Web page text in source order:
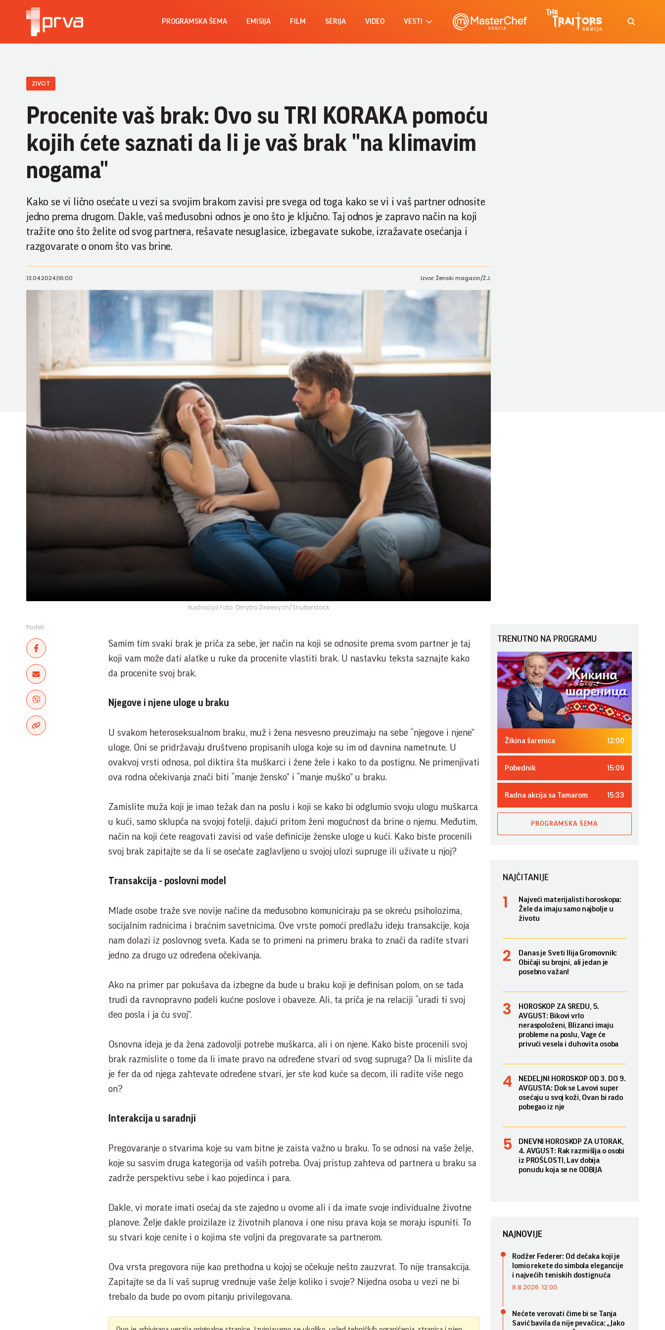
PROGRAMSKA ŠEMA EMISIJA FILM SERIJA VIDEO VESTI
ZIVOT
Procenite vaš brak: Ovo su TRI KORAKA pomoću
kojih ćete saznati da li je vaš brak "na klimavim
nogama"
Kako se vi lično osećate u vezi sa svojim brakom zavisi pre svega od toga kako se vi i vaš partner odnosite
jedno prema drugom. Dakle, vaš međusobni odnos je ono što je ključno. Taj odnos je zapravo način na koji
tražite ono što želite od svog partnera, rešavate nesuglasice, izbegavate sukobe, izražavate osećanja i
razgovarate o onom što vas brine.
Ilustracija Foto: Dmytro Zinkevych/Shutterstock
13.04.2024.|16:00 Izvor: Ženski magazin/Ž.J.
Podeli:
Samim tim svaki brak je priča za sebe, jer način na koji se odnosite prema svom partner je taj
koji vam može dati alatke u ruke da procenite vlastiti brak. U nastavku teksta saznajte kako
da procenite svoj brak.
Njegove i njene uloge u braku
U svakom heteroseksualnom braku, muž i žena nesvesno preuzimaju na sebe “njegove i njene”
uloge. Oni se pridržavaju društveno propisanih uloga koje su im od davnina nametnute. U
ovakvoj vrsti odnosa, pol diktira šta muškarci i žene žele i kako to da postignu. Ne primenjivati
ova rodna očekivanja znači biti “manje žensko” i “manje muško” u braku.
Zamislite muža koji je imao težak dan na poslu i koji se kako bi odglumio svoju ulogu muškarca
u kući, samo sklupča na svojoj fotelji, dajući pritom ženi mogućnost da brine o njemu. Međutim,
način na koji ćete reagovati zavisi od vaše definicije ženske uloge u kući. Kako biste procenili
svoj brak zapitajte se da li se osećate zaglavljeno u svojoj ulozi supruge ili uživate u njoj?
Transakcija - poslovni model
Mlade osobe traže sve novije načine da međusobno komuniciraju pa se okreću psiholozima,
socijalnim radnicima i braćnim savetnicima. Ove vrste pomoći predlažu ideju transakcije, koja
nam dolazi iz poslovnog sveta. Kada se to primeni na primeru braka to znači da radite stvari
jedno za drugo uz određena očekivanja.
Ako na primer par pokušava da izbegne da bude u braku koji je definisan polom, on se tada
trudi da ravnopravno podeli kućne poslove i obaveze. Ali, ta priča je na relaciji “uradi ti svoj
deo posla i ja ću svoj”.
Osnovna ideja je da žena zadovolji potrebe muškarca, ali i on njene. Kako biste procenili svoj
brak razmislite o tome da li imate pravo na određene stvari od svog supruga? Da li mislite da
je fer da od njega zahtevate određene stvari, jer ste kod kuće sa decom, ili radite više nego
on?
Interakcija u saradnji
Pregovaranje o stvarima koje su vam bitne je zaista važno u braku. To se odnosi na vaše želje,
koje su sasvim druga kategorija od vaših potreba. Ovaj pristup zahteva od partnera u braku sa
zadrže perspektivu sebe i kao pojedinca i para.
Dakle, vi morate imati osećaj da ste zajedno u ovome ali i da imate svoje individualne životne
planove. Želje dakle proizilaze iz životnih planova i one nisu prava koja se moraju ispuniti. To
su stvari koje cenite i o kojima ste voljni da pregovarate sa partnerom.
Ova vrsta pregovora nije kao prethodna u kojoj se očekuje nešto zauzvrat. To nije transakcija.
Zapitajte se da li vaš suprug vrednuje vaše želje koliko i svoje? Nijedna osoba u vezi ne bi
trebalo da bude po ovom pitanju privilegovana.
TRENUTNO NA PROGRAMU
Žikina šarenica 12:00
Pobednik 15:09
Radna akcija sa Tamarom 15:33
PROGRAMSKA ŠEMA
NAJČITANIJE
Najveći materijalisti horoskopa:
Žele da imaju samo najbolje u
životu
Danas je Sveti Ilija Gromovnik:
Običaji su brojni, ali jedan je
posebno važan!
HOROSKOP ZA SREDU, 5.
AVGUST: Bikovi vrlo
neraspoloženi, Blizanci imaju
probleme na poslu, Vage će
privući vesela i duhovita osoba
NEDELJNI HOROSKOP OD 3. DO 9.
AVGUSTA: Dok se Lavovi super
osećaju u svoj koži, Ovan bi rado
pobegao iz nje
DNEVNI HOROSKOP ZA UTORAK,
4. AVGUST: Rak razmišlja o osobi
iz PROŠLOSTI, Lav dobija
ponudu koja se ne ODBIJA
NAJNOVIJE
Rodžer Federer: Od dečaka koji je
lomio rekete do simbola elegancije
i najvećih teniskih dostignuća
8.8.2026. 12:00
Nećete verovati čime bi se Tanja
Savić bavila da nije pevačica: „Jako